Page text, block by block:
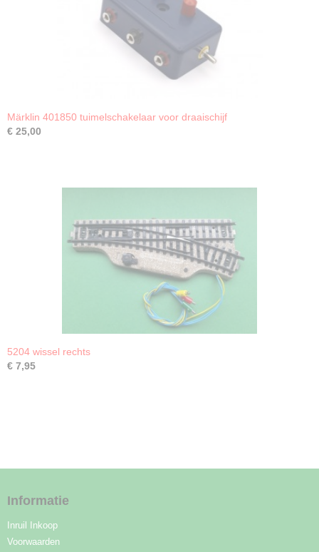
Märklin 401850 tuimelschakelaar voor draaischijf
€ 25,00
5204 wissel rechts
€ 7,95
Informatie
Inruil Inkoop
Voorwaarden